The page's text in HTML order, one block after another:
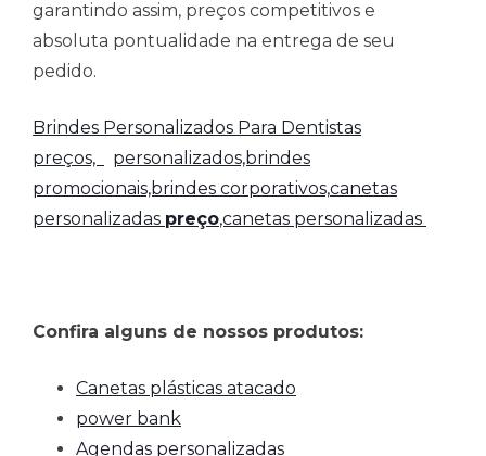
garantindo assim, preços competitivos e
absoluta pontualidade na entrega de seu
pedido.
Brindes Personalizados Para Dentistas
preços,
personalizados,brindes
promocionais,brindes corporativos,canetas
personalizadas preço,canetas personalizadas
Confira alguns de nossos produtos:
Canetas plásticas atacado
power bank
Agendas personalizadas